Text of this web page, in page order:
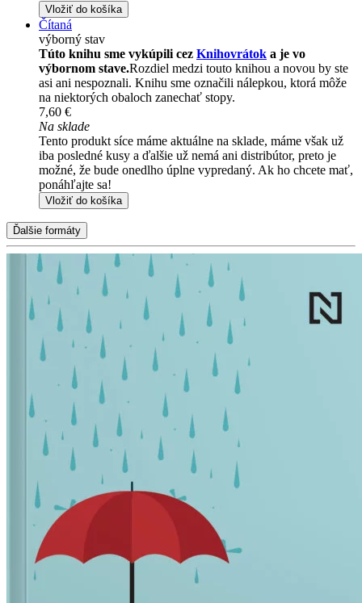
Vložiť do košíka
Čítaná
výborný stav
Túto knihu sme vykúpili cez Knihovrátok a je vo
výbornom stave.Rozdiel medzi touto knihou a novou by ste
asi ani nespoznali. Knihu sme označili nálepkou, ktorá môže
na niektorých obaloch zanechať stopy.
7,60 €
Na sklade
Tento produkt síce máme aktuálne na sklade, máme však už
iba posledné kusy a ďalšie už nemá ani distribútor, preto je
možné, že bude onedlho úplne vypredaný. Ak ho chcete mať,
ponáhľajte sa!
Vložiť do košíka
Ďalšie formáty